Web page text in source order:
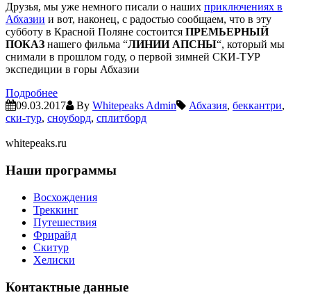
Друзья, мы уже немного писали о наших приключениях в
Абхазии и вот, наконец, с радостью сообщаем, что в эту
субботу в Красной Поляне состоится ПРЕМЬЕРНЫЙ
ПОКАЗ нашего фильма “ЛИНИИ АПСНЫ“, который мы
снимали в прошлом году, о первой зимней СКИ-ТУР
экспедиции в горы Абхазии
Подробнее
09.03.2017
By Whitepeaks Admin Абхазия, беккантри,
ски-тур, сноуборд, сплитборд
whitepeaks.ru
Наши программы
Восхождения
Треккинг
Путешествия
Фрирайд
Скитур
Хелиски
Контактные данные